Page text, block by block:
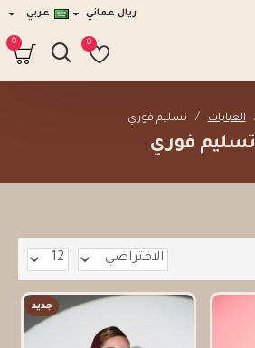
ريال عماني عربي
0
0
العبايات تسليم فوري
تسليم فوري
جديد